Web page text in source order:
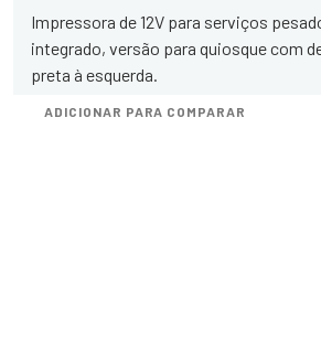
Impressora de 12V para serviços
integrado, versão para quiosque com
preta à esquerda.
ADICIONAR PARA COMPARAR